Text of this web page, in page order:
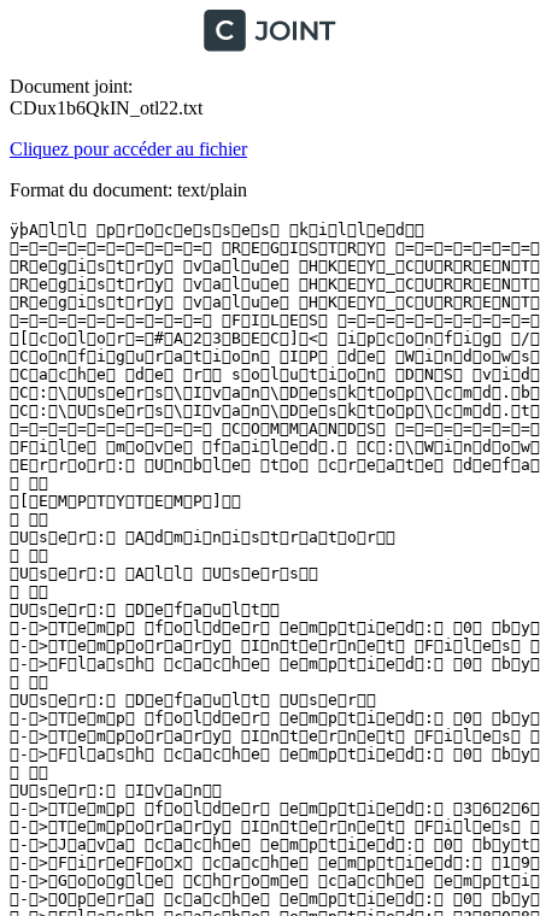
Document joint:
CDux1b6QkIN_otl22.txt
Cliquez pour accéder au fichier
Format du document: text/plain
ÿþA l l   p r o c e s s e s   k i l l e d  
 = = = = = = = = = =   R E G I S T R Y 
 R e g i s t r y   v a l u e 
 R e g i s t r y   v a l u e 
 R e g i s t r y   v a l u e 
 = = = = = = = = = =   F I L E S   = = = = = = = = = =  
 [ c o l o r = # A 2 3 B E C ] <   i p c o n f i g 
 C o n f i g u r a t i o n   I P   d e   W i n d o w s  
 C a c h e   d e   r  s o l u t i o n   D N S 
 = = = = = = = = = =   C O M M A N D S 
 F i l e   m o v e   f a i l e d . 
 E r r o r :   U n b l e   t o   c r e a t e 
    
 [ E M P T Y T E M P ]  
    
 U s e r :   A d m i n i s t r a t o r  
    
 U s e r :   A l l   U s e r s  
    
 U s e r :   D e f a u l t  
 - > T e m p   f o l d e r   e m p t i e d :   0 
 - > T e m p o r a r y   I n t e r n e t   F i l e s 
 - > F l a s h   c a c h e   e m p t i e d :   0 
    
 U s e r :   D e f a u l t   U s e r  
 - > T e m p   f o l d e r   e m p t i e d :   0 
 - > T e m p o r a r y   I n t e r n e t   F i l e s 
 - > F l a s h   c a c h e   e m p t i e d :   0 
    
 U s e r :   I v a n  
 - > T e m p   f o l d e r   e m p t i e d : 
 - > T e m p o r a r y   I n t e r n e t   F i l e s 
 - > J a v a   c a c h e   e m p t i e d :   0 
 - > F i r e F o x   c a c h e   e m p t i e d : 
 - > G o o g l e   C h r o m e   c a c h e 
 - > O p e r a   c a c h e   e m p t i e d :   0 